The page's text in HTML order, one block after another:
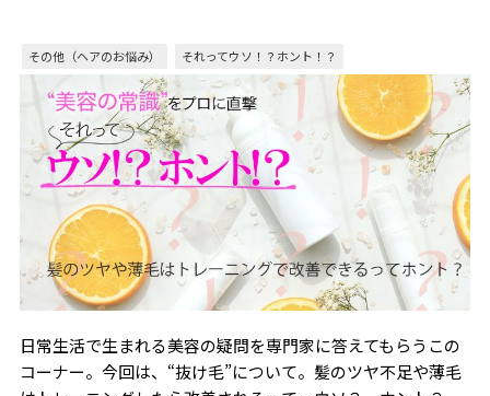
その他（ヘアのお悩み） それってウソ！？ホント！？
日常生活で生まれる美容の疑問を専門家に答えてもらうこの
コーナー。今回は、“抜け毛”について。髪のツヤ不足や薄毛